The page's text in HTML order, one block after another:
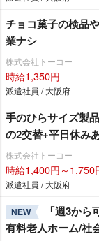
チョコ菓子の検品
業ナシ
株式会社トーコー
時給1,350円
派遣社員 / 大阪府
手のひらサイズ製
の2交替+平日休み
株式会社トーコー
時給1,400円～1,750
派遣社員 / 大阪府
NEW
「週3か
有料老人ホーム/社